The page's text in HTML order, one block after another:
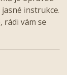
instrukce.
rádi vám se